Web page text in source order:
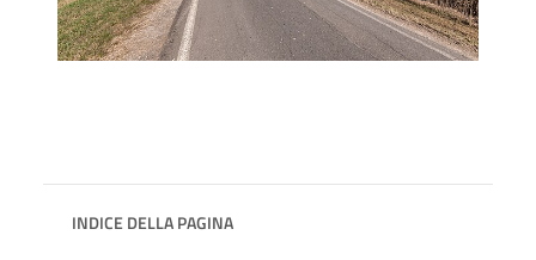
INDICE DELLA PAGINA